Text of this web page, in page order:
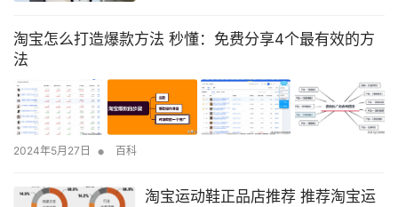
淘宝怎么打造爆款方法 秒懂：免费分享4个最有效的方
法
2024年5月27日 • 百科
淘宝运动鞋正品店推荐 推荐淘宝运